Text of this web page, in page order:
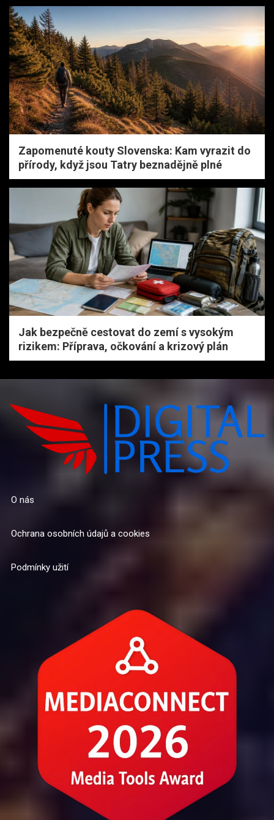
Zapomenuté kouty Slovenska: Kam vyrazit do
přírody, když jsou Tatry beznadějně plné
Jak bezpečně cestovat do zemí s vysokým
rizikem: Příprava, očkování a krizový plán
O nás
Ochrana osobních údajů a cookies
Podmínky užití